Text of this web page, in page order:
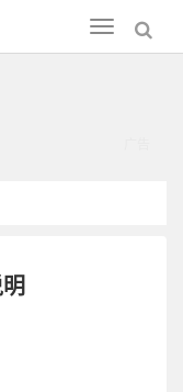
Toggle
navigation